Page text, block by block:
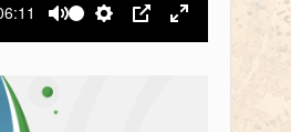
Выключить звук
Настройки
PIP На весь